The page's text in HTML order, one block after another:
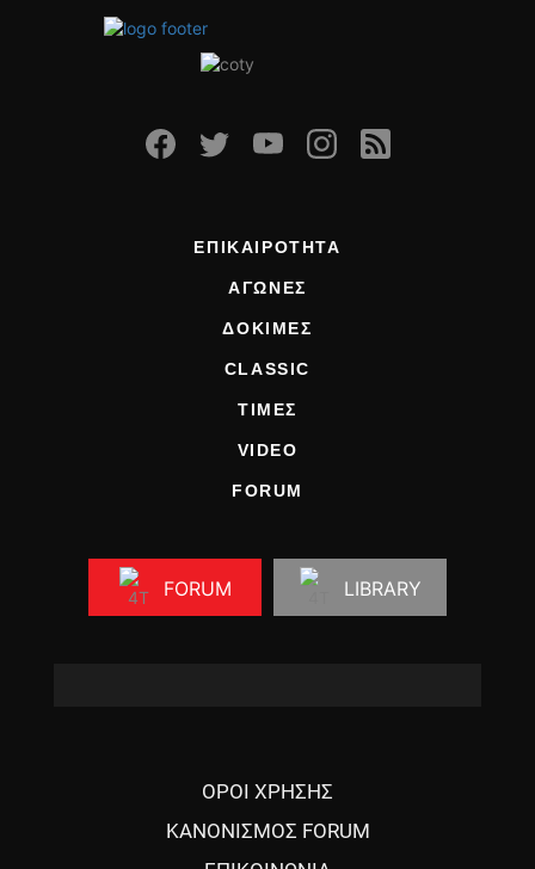
ΕΠΙΚΑΙΡΟΤΗΤΑ
ΑΓΩΝΕΣ
ΔΟΚΙΜΕΣ
CLASSIC
ΤΙΜΕΣ
VIDEO
FORUM
FORUM LIBRARY
ΟΡΟΙ ΧΡΗΣΗΣ
ΚΑΝΟΝΙΣΜΟΣ FORUM